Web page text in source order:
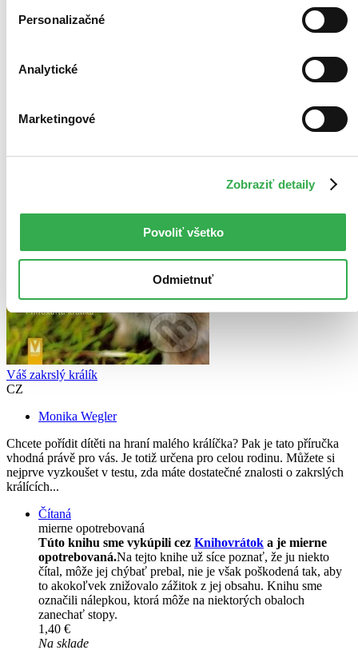
Personalizačné
Analytické
Marketingové
Zobraziť detaily
Povoliť všetko
Odmietnuť
nemáme ju na sklade my ani vydavateľ :( Teoreticky však
môžete mať šťastie v niektorých iných obchodoch, ktoré ešte
Váš zakrslý králík
CZ
Monika Wegler
Chcete pořídit dítěti na hraní malého králíčka? Pak je tato příručka
vhodná právě pro vás. Je totiž určena pro celou rodinu. Můžete si
nejprve vyzkoušet v testu, zda máte dostatečné znalosti o zakrslých
králících...
Čítaná
mierne opotrebovaná
Túto knihu sme vykúpili cez Knihovrátok a je mierne
opotrebovaná.Na tejto knihe už síce poznať, že ju niekto
čítal, môže jej chýbať prebal, nie je však poškodená tak, aby
to akokoľvek znižovalo zážitok z jej obsahu. Knihu sme
označili nálepkou, ktorá môže na niektorých obaloch
zanechať stopy.
1,40 €
Na sklade